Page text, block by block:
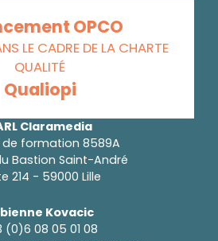
OPCO
LE CADRE DE LA CHARTE
QUALITÉ
Qualiopi
Claramedia
de formation 8589A
Bastion Saint-André
214 - 59000 Lille
Kovacic
(0)6 08 05 01 08